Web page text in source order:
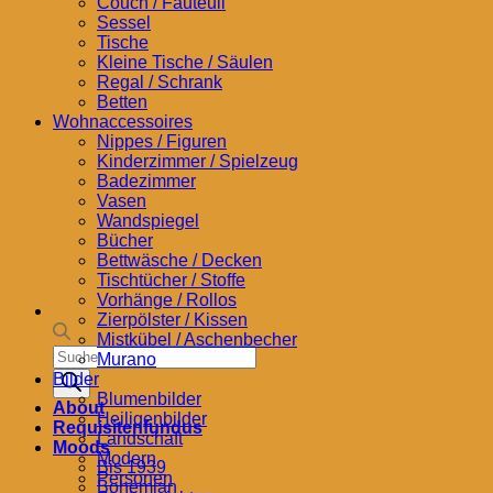
Products
search
About
Requisitenfundus
Moods
Bis 1939
Bohemian
Sessel
Tische
Kleine Tische / Säulen
Regal / Schrank
Betten
Wohnaccessoires
Nippes / Figuren
Kinderzimmer / Spielzeug
Badezimmer
Vasen
Wandspiegel
Bücher
Bettwäsche / Decken
Tischtücher / Stoffe
Vorhänge / Rollos
Zierpölster / Kissen
Mistkübel / Aschenbecher
Murano
Bilder
Blumenbilder
Heiligenbilder
Landschaft
Modern
Personen